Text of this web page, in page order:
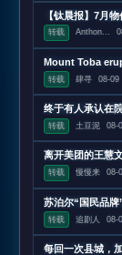
转载 Anthon...
转载 肆寻 08-09
转载 土豆泥 08-
离开美团的王慧
转载 慢慢来 08-
苏泊尔“国民品
转载 追剧人 08-
每回一次县城，